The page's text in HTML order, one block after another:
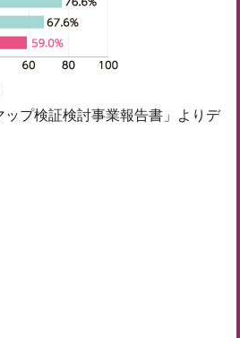
ップ検証検討事業報告書」よりデ